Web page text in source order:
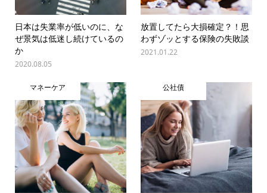
日本は失業率が低いのに、な
ぜ景気は低迷し続けているの
か
2020.08.05
放置してたら大損確定？！思
わずゾッとする保険の失敗談
2021.01.22
マネーケア 公社債